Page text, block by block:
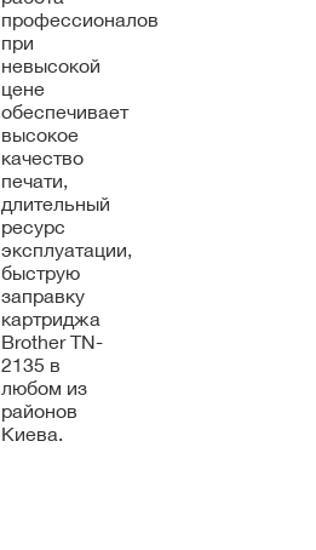
профессионалов
при
невысокой
цене
обеспечивает
высокое
качество
печати,
длительный
ресурс
эксплуатации,
быструю
заправку
картриджа
Brother TN-
2135 в
любом из
районов
Киева.